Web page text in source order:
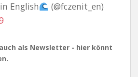
English
(@fczenit_en)
als Newsletter - hier könnt